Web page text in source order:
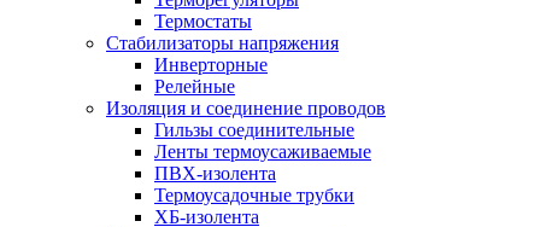
Термостаты
Стабилизаторы напряжения
Инверторные
Релейные
Изоляция и соединение проводов
Гильзы соединительные
Ленты термоусаживаемые
ПВХ-изолента
Термоусадочные трубки
ХБ-изолента